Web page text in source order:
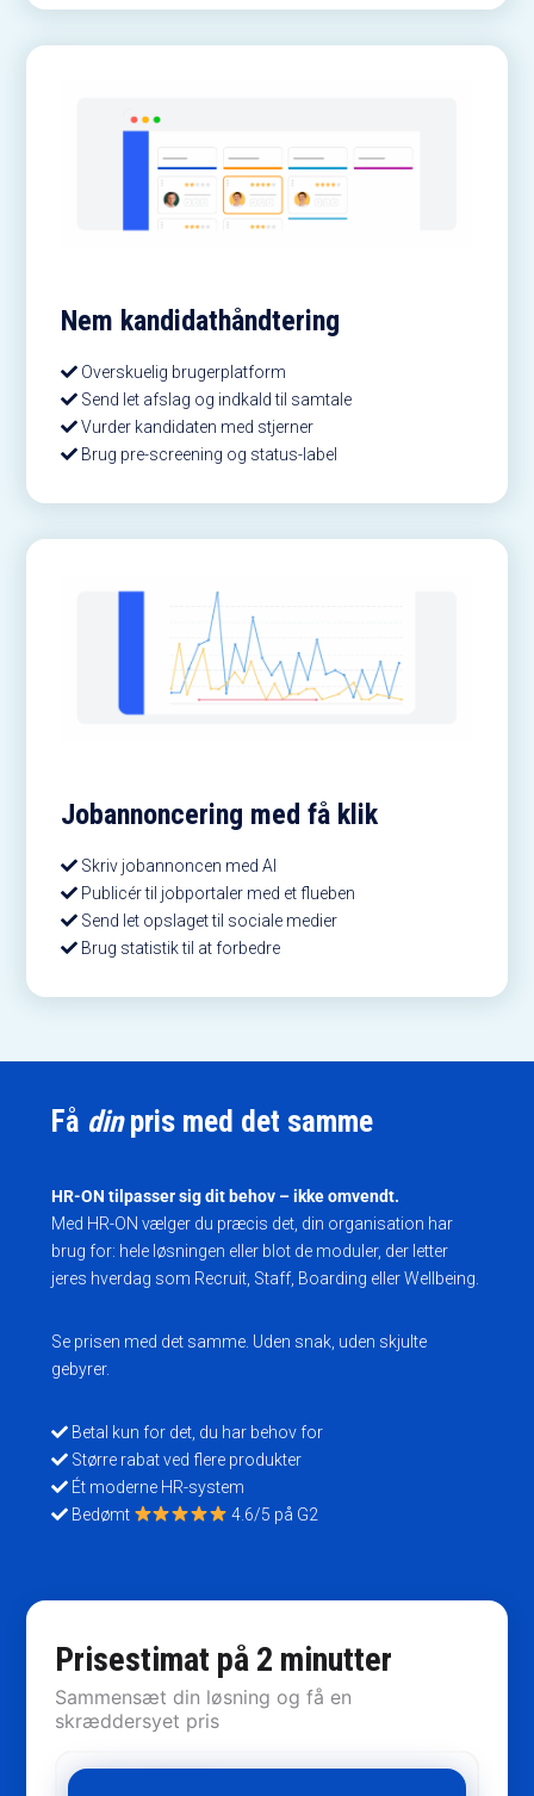
Nem kandidathåndtering
Overskuelig brugerplatform
Send let afslag og indkald til samtale
Vurder kandidaten med stjerner
Brug pre-screening og status-label
Jobannoncering med få klik
Skriv jobannoncen med AI
Publicér til jobportaler med et flueben
Send let opslaget til sociale medier
Brug statistik til at forbedre
Få dinpris med det samme
HR-ON tilpasser sig dit behov – ikke omvendt.
Med HR-ON vælger du præcis det, din organisation har
brug for: hele løsningen eller blot de moduler, der letter
jeres hverdag som Recruit, Staff, Boarding eller Wellbeing.
Se prisen med det samme. Uden snak, uden skjulte
gebyrer.
Betal kun for det, du har behov for
Større rabat ved flere produkter
Ét moderne HR-system
Bedømt
4.6/5 på G2
Prisestimat på 2 minutter
Sammensæt din løsning og få en
skræddersyet pris